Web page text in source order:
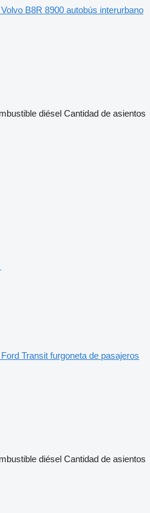
Volvo B8R 8900 autobús interurbano
diésel Cantidad de asientos
Ford Transit furgoneta de pasajeros
diésel Cantidad de asientos